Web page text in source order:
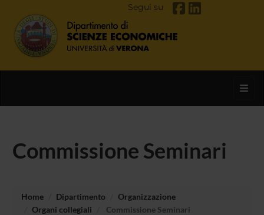
Segui su
Commissione Seminari
Home Dipartimento
Organizzazione
Organi collegiali
Commissione Seminari